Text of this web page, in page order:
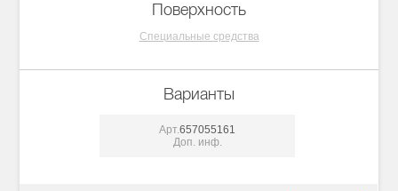
Поверхность
Специальные средства
Варианты
Арт.657055161
Доп. инф.